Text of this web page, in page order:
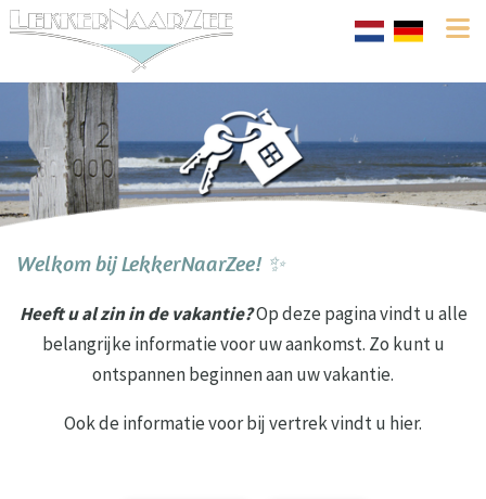
Welkom bij LekkerNaarZee! ✨
Heeft u al zin in de vakantie?Op deze pagina vindt u alle
belangrijke informatie voor uw aankomst. Zo kunt u
ontspannen beginnen aan uw vakantie.
Ook de informatie voor bij vertrek vindt u hier.